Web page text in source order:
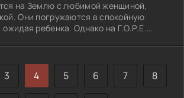
на Землю с любимой женщиной,
Они погружаются в спокойную
ребенка. Однако на Г.О.Р.Е.
Он не собирается просто убивать
с помощью машины времени он
на миллион лет назад, в каменный век.
этой схватки между прошлым и
3 4 5 6 7 8